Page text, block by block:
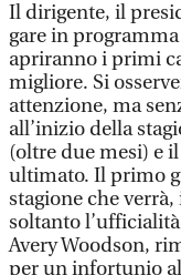
Il dirigente, il
gare in
apriranno i primi
migliore. Si
attenzione, ma
all’inizio della
(oltre due mesi) e
ultimato. Il primo
stagione che
soltanto
Avery Woodson,
per un infortunio